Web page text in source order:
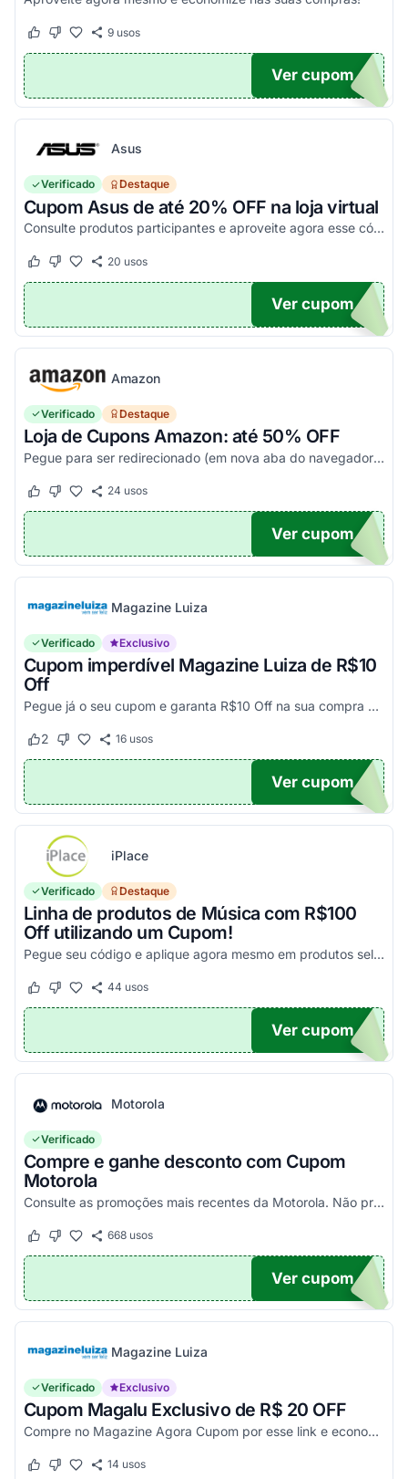
Este cupom funcionou
Este cupom não funcionou
9usos
O100
Ver cupom
Asus
Verificado Destaque
Cupom Asus de até 20% OFF na loja virtual
Consulte produtos participantes e aproveite agora esse código promocional!
Este cupom funcionou
Este cupom não funcionou
20 usos
20
Ver cupom
Amazon
Verificado Destaque
Loja de Cupons Amazon: até 50% OFF
Pegue para ser redirecionado (em nova aba do navegador) e acesse todos os cupons disponíveis da Amazon Brasil. Aproveite para economizar nesse link. Corra e garanta já o seu descon...
Este cupom funcionou
Este cupom não funcionou
24 usos
TICO
Ver cupom
Magazine Luiza
Verificado Exclusivo
Cupom imperdível Magazine Luiza de R$10
Off
Pegue já o seu cupom e garanta R$10 Off na sua compra acima de R$500,00
Este cupom funcionou
2 Este cupom não funcionou
16usos
UPOM
Ver cupom
iPlace
Verificado Destaque
Linha de produtos de Música com R$100
Off utilizando um Cupom!
Pegue seu código e aplique agora mesmo em produtos selecionados para garantir seus descontos!
Este cupom funcionou
Este cupom não funcionou
44 usos
100
Ver cupom
Motorola
Verificado
Compre e ganhe desconto com Cupom
Motorola
Consulte as promoções mais recentes da Motorola. Não precisa de cupom, descontos já aplicados no site.
Este cupom funcionou
Este cupom não funcionou
668usos
TICO
Ver cupom
Magazine Luiza
Verificado Exclusivo
Cupom Magalu Exclusivo de R$ 20 OFF
Compre no Magazine Agora Cupom por esse link e economize R$ 20 na compra de produtos acima de R$ 999 vendidos e entregues por Magazine Luiza. Economize!
Este cupom funcionou
Este cupom não funcionou
14 usos